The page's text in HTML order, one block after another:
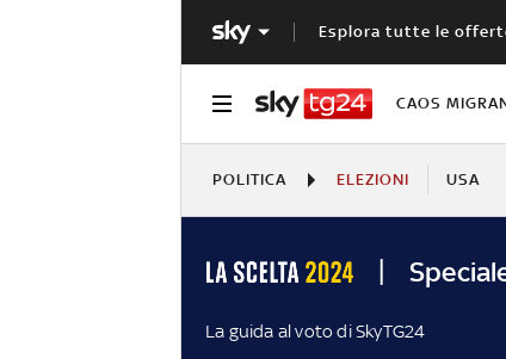
Esplora tutte le
CAOS
POLITICA ELEZIONI USA
La guida al voto di SkyTG24